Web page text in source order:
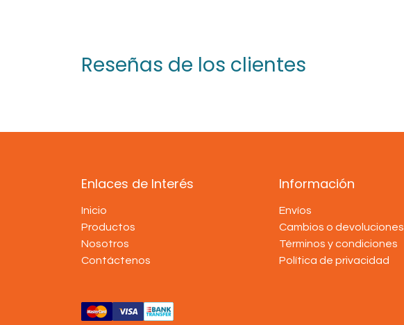
Reseñas de los clientes
Enlaces de Interés
Inicio
Productos
Nosotros
Contáctenos
Información
Envíos
Cambios o devoluciones
Términos y condiciones
Política de privacidad